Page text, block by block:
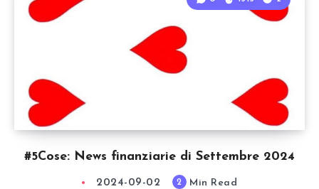
#5Cose: News finanziarie di Settembre 2024
2024-09-02 2 Min Read